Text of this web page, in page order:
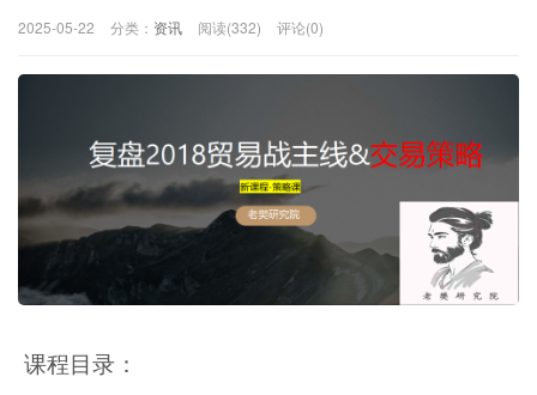
2025-05-22 分类： 资讯 阅读(332) 评论(0)
课程目录：